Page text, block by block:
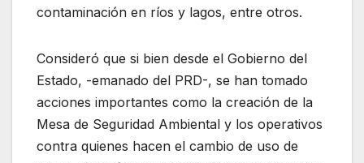
contaminación en ríos y lagos, entre otros.
Consideró que si bien desde el Gobierno del
Estado, -emanado del PRD-, se han tomado
acciones importantes como la creación de la
Mesa de Seguridad Ambiental y los operativos
contra quienes hacen el cambio de uso de